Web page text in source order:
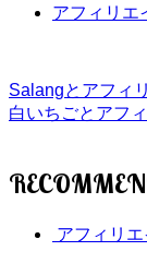
アフィリエ
Salangとアフィ
白いちごとアフ
アフィリエ